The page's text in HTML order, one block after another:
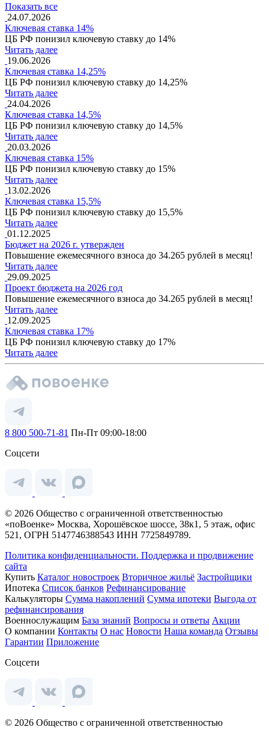
Показать все
24.07.2026
Ключевая ставка 14%
ЦБ РФ понизил ключевую ставку до 14%
Читать далее
19.06.2026
Ключевая ставка 14,25%
ЦБ РФ понизил ключевую ставку до 14,25%
Читать далее
24.04.2026
Ключевая ставка 14,5%
ЦБ РФ понизил ключевую ставку до 14,5%
Читать далее
20.03.2026
Ключевая ставка 15%
ЦБ РФ понизил ключевую ставку до 15%
Читать далее
13.02.2026
Ключевая ставка 15,5%
ЦБ РФ понизил ключевую ставку до 15,5%
Читать далее
01.12.2025
Бюджет на 2026 г. утвержден
Повышение ежемесячного взноса до 34.265 рублей в месяц!
Читать далее
29.09.2025
Проект бюджета на 2026 год
Повышение ежемесячного взноса до 34.265 рублей в месяц!
Читать далее
12.09.2025
Ключевая ставка 17%
ЦБ РФ понизил ключевую ставку до 17%
Читать далее
8 800 500-71-81 Пн-Пт 09:00-18:00
Соцсети
© 2026 Общество с ограниченной ответственностью
«поВоенке» Москва, Хорошёвское шоссе, 38к1, 5 этаж, офис
521, ОГРН 5147746388543 ИНН 7725849789.
Политика конфиденциальности. Поддержка и продвижение
сайта
Купить Каталог новостроек Вторичное жильё Застройщики
Ипотека Список банков Рефинансирование
Калькуляторы Сумма накоплений Сумма ипотеки Выгода от
рефинансирования
Военнослужащим База знаний Вопросы и ответы Акции
О компании Контакты О нас Новости Наша команда Отзывы
Гарантии Приложение
Соцсети
© 2026 Общество с ограниченной ответственностью